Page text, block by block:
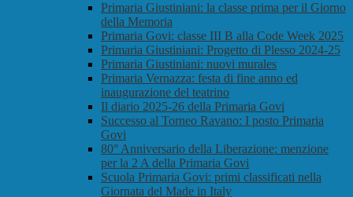
Primaria Giustiniani: la classe prima per il Giorno
della Memoria
Primaria Govi: classe III B alla Code Week 2025
Primaria Giustiniani: Progetto di Plesso 2024-25
Primaria Giustiniani: nuovi murales
Primaria Vernazza: festa di fine anno ed
inaugurazione del teatrino
Il diario 2025-26 della Primaria Govi
Successo al Torneo Ravano: I posto Primaria
Govi
80° Anniversario della Liberazione: menzione
per la 2 A della Primaria Govi
Scuola Primaria Govi: primi classificati nella
Giornata del Made in Italy